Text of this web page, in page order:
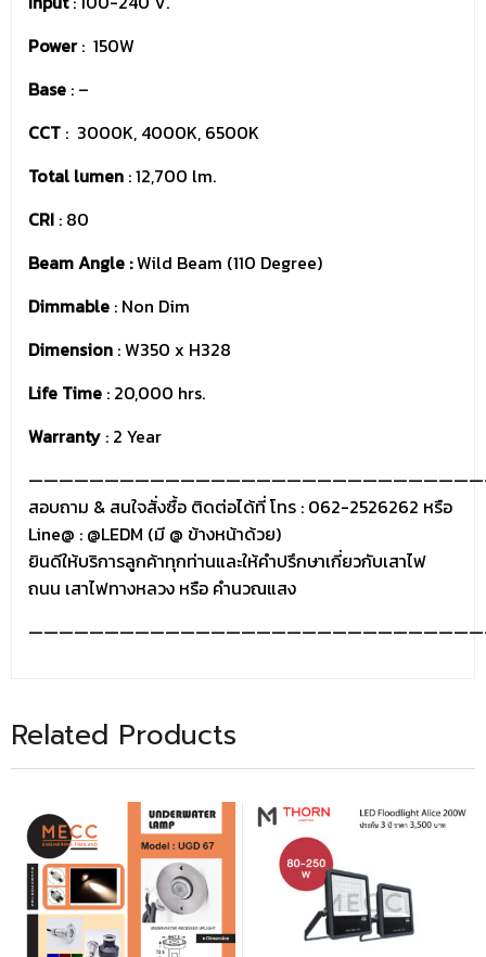
Power: 150W
Base : –
CCT : 3000K, 4000K, 6500K
Total lumen : 12,700 lm.
CRI : 80
Beam Angle :Wild Beam (110 Degree)
Dimmable : Non Dim
Dimension : W350 x H328
Life Time : 20,000 hrs.
Warranty : 2 Year
สอบถาม & สนใจสั่งซื้อ ติดต่อได้ที่ โทร : 062-2526262 หรือ
Line@ : @LEDM (มี @ ข้างหน้าด้วย)
ยินดีให้บริการลูกค้าทุกท่านและให้คำปรึกษาเกี่ยวกับเสาไฟ
ถนน เสาไฟทางหลวง หรือ คำนวณแสง
Related Products